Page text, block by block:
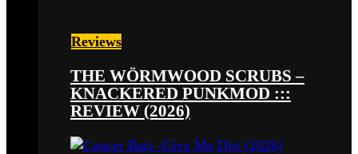
Reviews
THE WÖRMWOOD SCRUBS –
KNACKERED PUNKMOD :::
REVIEW (2026)